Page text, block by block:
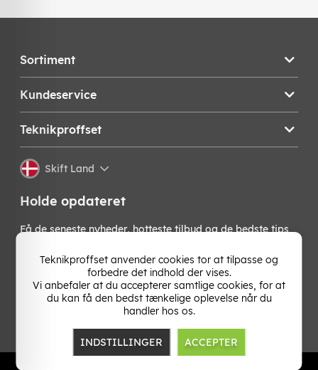
Sortiment
Kundeservice
Teknikproffset
Skift Land
Holde opdateret
Få de seneste nyheder, hotteste tilbud og de bedste tips
nyhedsbrev!
OK
Teknikproffset anvender cookies tor at tilpasse og
forbedre det indhold der vises.
Vi anbefaler at du accepterer samtlige cookies, for at
du kan få den bedst tænkelige oplevelse når du
handler hos os.
INDSTILLINGER ACCEPTER